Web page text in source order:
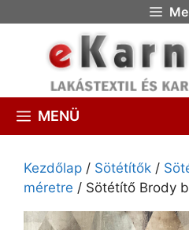
MENÜ
Kezdőlap / Sötétítők /
méretre / Sötétítő Brody